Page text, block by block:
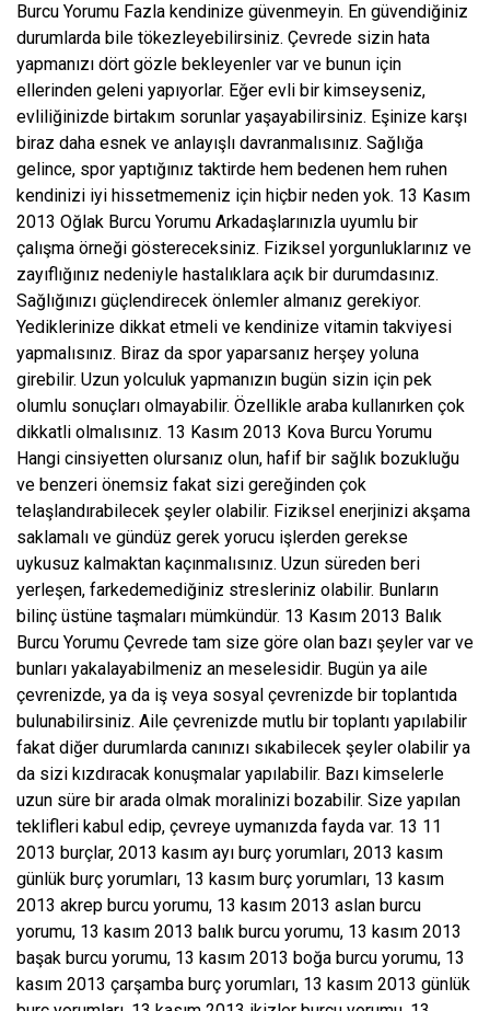
Burcu Yorumu Fazla kendinize güvenmeyin. En güvendiğiniz
durumlarda bile tökezleyebilirsiniz. Çevrede sizin hata
yapmanızı dört gözle bekleyenler var ve bunun için
ellerinden geleni yapıyorlar. Eğer evli bir kimseyseniz,
evliliğinizde birtakım sorunlar yaşayabilirsiniz. Eşinize karşı
biraz daha esnek ve anlayışlı davranmalısınız. Sağlığa
gelince, spor yaptığınız taktirde hem bedenen hem ruhen
kendinizi iyi hissetmemeniz için hiçbir neden yok. 13 Kasım
2013 Oğlak Burcu Yorumu Arkadaşlarınızla uyumlu bir
çalışma örneği göstereceksiniz. Fiziksel yorgunluklarınız ve
zayıflığınız nedeniyle hastalıklara açık bir durumdasınız.
Sağlığınızı güçlendirecek önlemler almanız gerekiyor.
Yediklerinize dikkat etmeli ve kendinize vitamin takviyesi
yapmalısınız. Biraz da spor yaparsanız herşey yoluna
girebilir. Uzun yolculuk yapmanızın bugün sizin için pek
olumlu sonuçları olmayabilir. Özellikle araba kullanırken çok
dikkatli olmalısınız. 13 Kasım 2013 Kova Burcu Yorumu
Hangi cinsiyetten olursanız olun, hafif bir sağlık bozukluğu
ve benzeri önemsiz fakat sizi gereğinden çok
telaşlandırabilecek şeyler olabilir. Fiziksel enerjinizi akşama
saklamalı ve gündüz gerek yorucu işlerden gerekse
uykusuz kalmaktan kaçınmalısınız. Uzun süreden beri
yerleşen, farkedemediğiniz stresleriniz olabilir. Bunların
bilinç üstüne taşmaları mümkündür. 13 Kasım 2013 Balık
Burcu Yorumu Çevrede tam size göre olan bazı şeyler var ve
bunları yakalayabilmeniz an meselesidir. Bugün ya aile
çevrenizde, ya da iş veya sosyal çevrenizde bir toplantıda
bulunabilirsiniz. Aile çevrenizde mutlu bir toplantı yapılabilir
fakat diğer durumlarda canınızı sıkabilecek şeyler olabilir ya
da sizi kızdıracak konuşmalar yapılabilir. Bazı kimselerle
uzun süre bir arada olmak moralinizi bozabilir. Size yapılan
teklifleri kabul edip, çevreye uymanızda fayda var. 13 11
2013 burçlar, 2013 kasım ayı burç yorumları, 2013 kasım
günlük burç yorumları, 13 kasım burç yorumları, 13 kasım
2013 akrep burcu yorumu, 13 kasım 2013 aslan burcu
yorumu, 13 kasım 2013 balık burcu yorumu, 13 kasım 2013
başak burcu yorumu, 13 kasım 2013 boğa burcu yorumu, 13
kasım 2013 çarşamba burç yorumları, 13 kasım 2013 günlük